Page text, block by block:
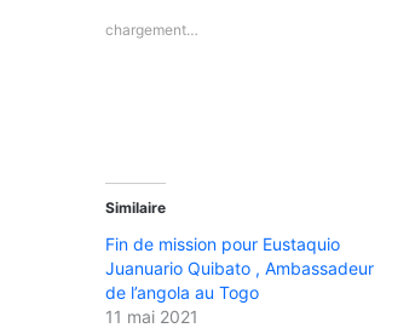
chargement…
Similaire
Fin de mission pour Eustaquio
Juanuario Quibato , Ambassadeur
de l’angola au Togo
11 mai 2021